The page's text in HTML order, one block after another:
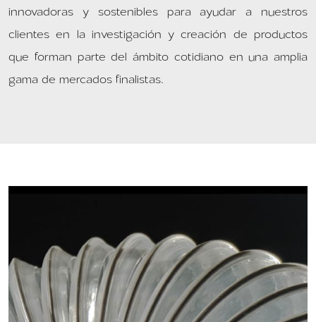
innovadoras y sostenibles para ayudar a nuestros
clientes en la investigación y creación de productos
que forman parte del ámbito cotidiano en una amplia
gama de mercados finalistas.